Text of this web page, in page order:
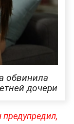
обвинила
дочери